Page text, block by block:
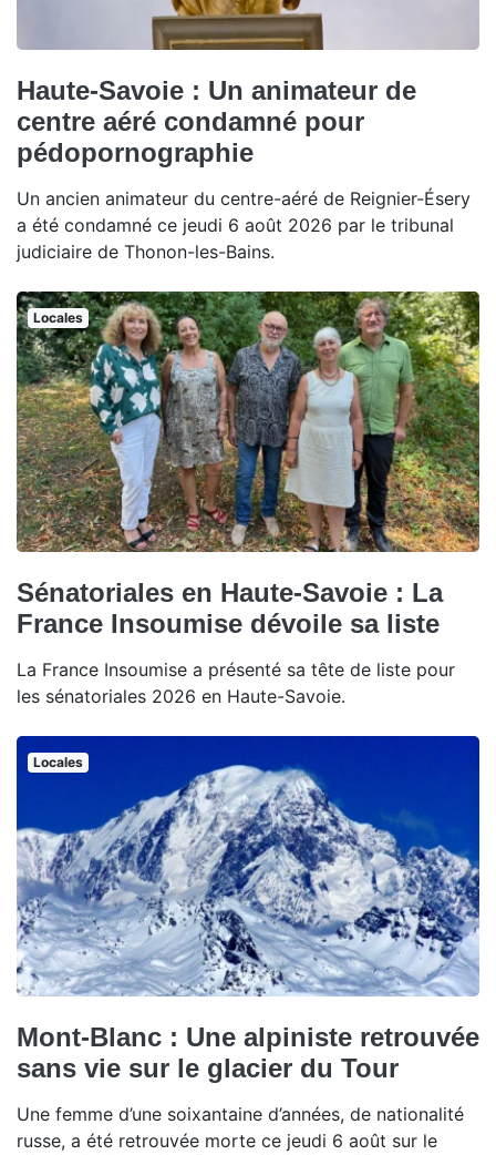
Haute-Savoie : Un animateur de
centre aéré condamné pour
pédopornographie
Un ancien animateur du centre-aéré de Reignier-Ésery
a été condamné ce jeudi 6 août 2026 par le tribunal
judiciaire de Thonon-les-Bains.
Locales
Sénatoriales en Haute-Savoie : La
France Insoumise dévoile sa liste
La France Insoumise a présenté sa tête de liste pour
les sénatoriales 2026 en Haute-Savoie.
Locales
Mont-Blanc : Une alpiniste retrouvée
sans vie sur le glacier du Tour
Une femme d’une soixantaine d’années, de nationalité
russe, a été retrouvée morte ce jeudi 6 août sur le